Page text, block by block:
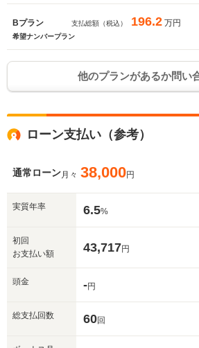
Bプラン 支払総額（税込） 196.2 万円
希望ナンバープラン
他のプランがあるか問い
ローン支払い（参考）
通常ローン月々 38,000円
実質年率 6.5%
初回
お支払い額
43,717円
頭金 -円
総支払回数 60回